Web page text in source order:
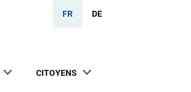
FR DE
CITOYENS